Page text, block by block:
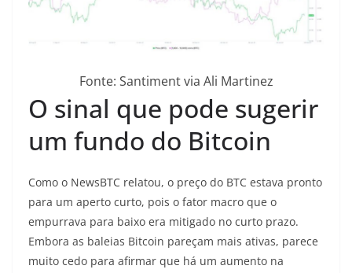
Fonte: Santiment via Ali Martinez
O sinal que pode sugerir
um fundo do Bitcoin
Como o NewsBTC relatou, o preço do BTC estava pronto
para um aperto curto, pois o fator macro que o
empurrava para baixo era mitigado no curto prazo.
Embora as baleias Bitcoin pareçam mais ativas, parece
muito cedo para afirmar que há um aumento na